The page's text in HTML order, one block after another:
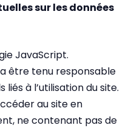
sur les données
JavaScript.
être tenu responsable
à l’utilisation du site.
au site en
ne contenant pas de